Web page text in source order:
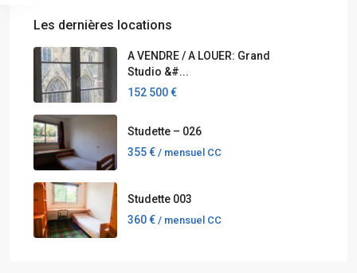
Les dernières locations
A VENDRE / A LOUER: Grand
Studio &#...
152 500 €
Studette – 026
355 € / mensuel CC
Studette 003
360 € / mensuel CC